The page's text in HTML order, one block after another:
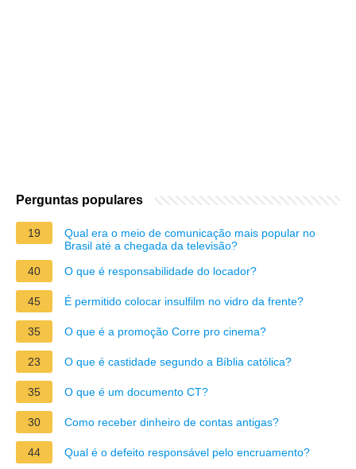
Perguntas populares
19
Qual era o meio de comunicação mais popular no
Brasil até a chegada da televisão?
40
O que é responsabilidade do locador?
45 É permitido colocar insulfilm no vidro da frente?
35 O que é a promoção Corre pro cinema?
23 O que é castidade segundo a Bíblia católica?
35 O que é um documento CT?
30 Como receber dinheiro de contas antigas?
44 Qual é o defeito responsável pelo encruamento?